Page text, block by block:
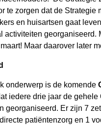
te zorgen dat de
en huisartsen gaat
activiteiten georganiseerd.
Maar daarover later
onderwerp is de komende
iedere drie jaar de
georganiseerd. Er zijn 7
patiëntenzorg en 1